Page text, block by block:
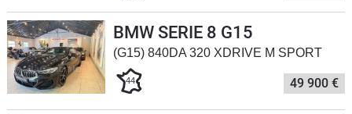
Utilitaires
Flottes
Auto
BMW SERIE 8 G15
(G15) 840DA 320 XDRIVE M SPORT
44 49 900 €